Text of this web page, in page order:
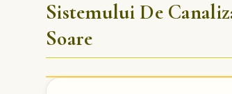
Sistemului De
Soare